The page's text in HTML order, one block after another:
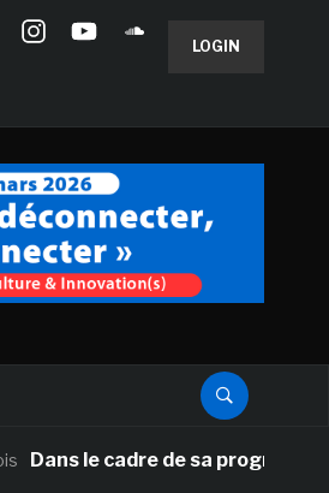
LOGIN
le cadre de sa programmation